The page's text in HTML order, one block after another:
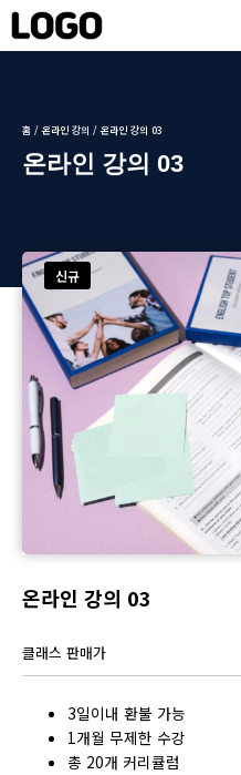
콘
텐
홈 /온라인 강의 / 온라인 강의 03
온라인 강의 03
신규
온라인 강의 03
클래스 판매가
3일이내 환불 가능
1개월 무제한 수강
총 20개 커리큘럼